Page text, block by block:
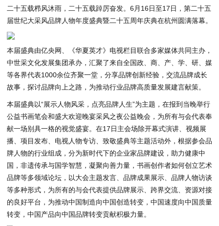
二十五载栉风沐雨，二十五载踔厉奋发。6月16日至17日，第二十五
届世纪大采风品牌人物年度盛典暨二十五周年庆典在杭州圆满落幕。
本届盛典由亿央网、《华夏英才》电视栏目联合多家媒体共同主办，
中世采文化发展集团承办，汇聚了来自全国政、商、产、学、研、媒
等各界代表1000余位齐聚一堂，分享品牌创新经验，交流品牌成长
故事，探讨品牌向上之路，为推动行业品牌高质量发展建言献策。
本届盛典以“展示人物风采，点亮品牌人生”为主题，在报到当晚举行
公益书画笔会和盛大欢迎晚宴采风之夜公益晚会，为所有与会代表奉
献一场别具一格的视觉盛宴。在17日主会场除开幕式演讲、视频展
播、项目发布、电视人物专访、致敬盛典等主题活动外，根据参会品
牌人物的行业组成，分为新时代下的企业家品牌建设，助力健康中
国，非遗传承与国学智慧，凝聚向善力量，书画创作者如何创立艺术
品牌等多领域论坛，以大会主题发言、品牌成果展示、品牌人物访谈
等多种形式，为所有的与会代表提供品牌展示、跨界交流、资源对接
的良好平台，为推动中国制造向中国创造转变，中国速度向中国质量
转变，中国产品向中国品牌转变贡献积极力量。